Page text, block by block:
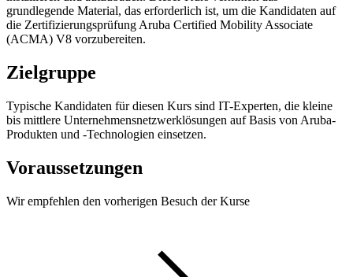
grundlegende Material, das erforderlich ist, um die Kandidaten auf
die Zertifizierungsprüfung Aruba Certified Mobility Associate
(ACMA) V8 vorzubereiten.
Zielgruppe
Typische Kandidaten für diesen Kurs sind IT-Experten, die kleine
bis mittlere Unternehmensnetzwerklösungen auf Basis von Aruba-
Produkten und -Technologien einsetzen.
Voraussetzungen
Wir empfehlen den vorherigen Besuch der Kurse